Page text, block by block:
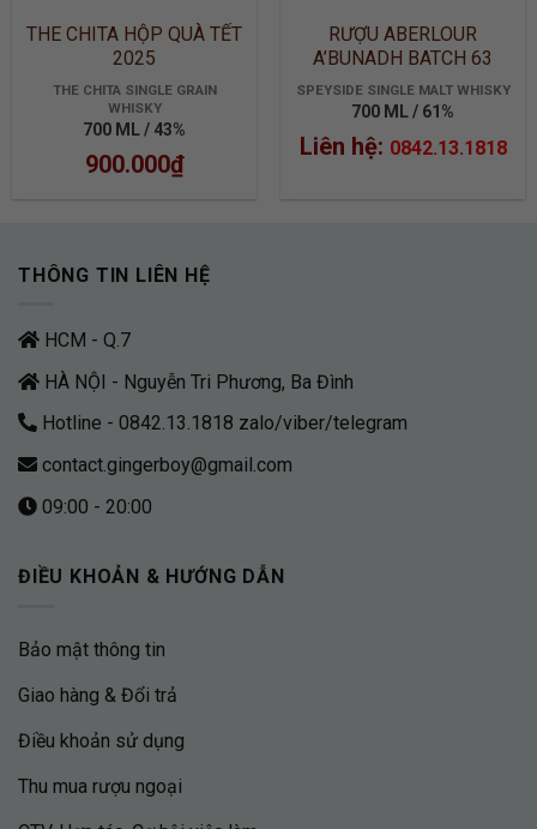
THE CHITA HỘP QUÀ TẾT
2025
THE CHITA SINGLE GRAIN
WHISKY
700 ML / 43%
900.000₫
RƯỢU ABERLOUR
A’BUNADH BATCH 63
SPEYSIDE SINGLE MALT WHISKY
700 ML / 61%
Liên hệ: 0842.13.1818
THÔNG TIN LIÊN HỆ
HCM - Q.7
HÀ NỘI - Nguyễn Tri Phương, Ba Đình
Hotline - 0842.13.1818 zalo/viber/telegram
contact.gingerboy@gmail.com
09:00 - 20:00
ĐIỀU KHOẢN & HƯỚNG DẪN
Bảo mật thông tin
Giao hàng & Đổi trả
Điều khoản sử dụng
Thu mua rượu ngoại